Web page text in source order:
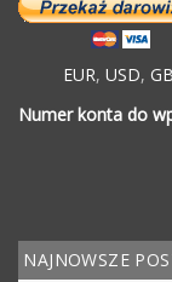
EUR, USD,
Numer konta do
NAJNOWSZE